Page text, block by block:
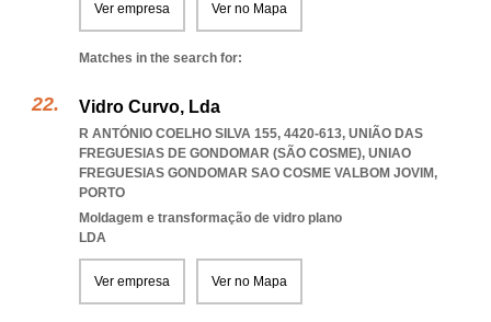
Ver empresa Ver no Mapa
Matches in the search for:
Vidro Curvo, Lda
R ANTÓNIO COELHO SILVA 155, 4420-613, UNIÃO DAS
FREGUESIAS DE GONDOMAR (SÃO COSME), UNIAO
FREGUESIAS GONDOMAR SAO COSME VALBOM JOVIM,
PORTO
Moldagem e transformação de vidro plano
LDA
Ver empresa Ver no Mapa